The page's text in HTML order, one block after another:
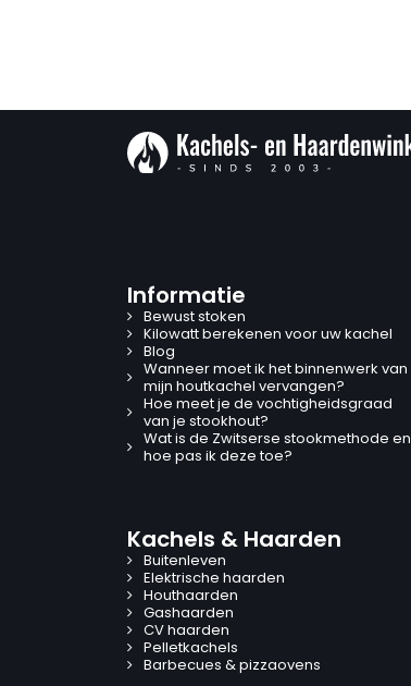
Informatie
Bewust stoken
Kilowatt berekenen voor uw kachel
Blog
Wanneer moet ik het binnenwerk van
mijn houtkachel vervangen?
Hoe meet je de vochtigheidsgraad
van je stookhout?
Wat is de Zwitserse stookmethode en
hoe pas ik deze toe?
Kachels & Haarden
Buitenleven
Elektrische haarden
Houthaarden
Gashaarden
CV haarden
Pelletkachels
Barbecues & pizzaovens